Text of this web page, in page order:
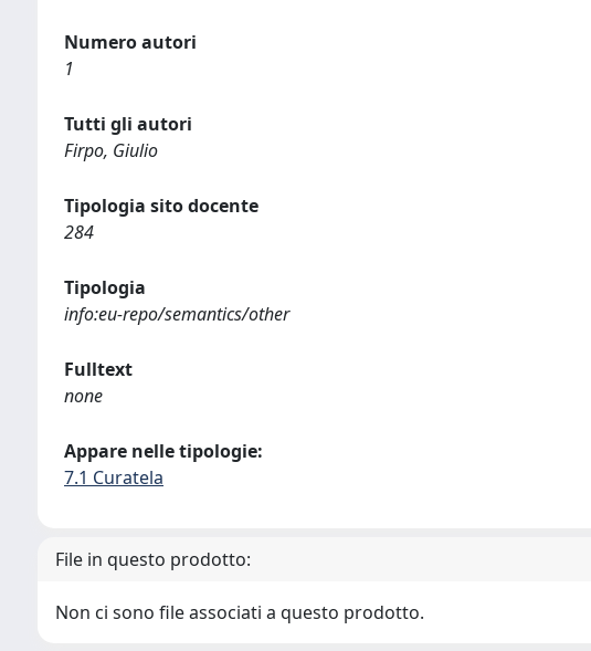
Numero autori
1
Tutti gli autori
Firpo, Giulio
Tipologia sito docente
284
Tipologia
info:eu-repo/semantics/other
Fulltext
none
Appare nelle tipologie:
7.1 Curatela
File in questo prodotto:
Non ci sono file associati a questo prodotto.